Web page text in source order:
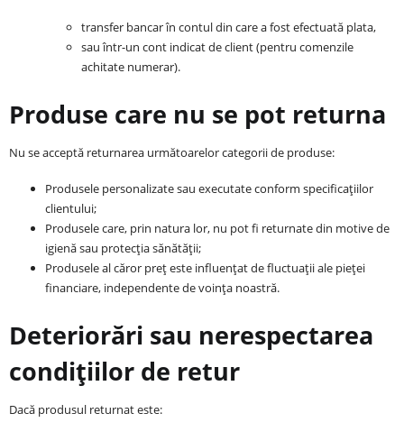
transfer bancar în contul din care a fost efectuată plata,
sau într-un cont indicat de client (pentru comenzile
achitate numerar).
Produse care nu se pot returna
Nu se acceptă returnarea următoarelor categorii de produse:
Produsele personalizate sau executate conform specificațiilor
clientului;
Produsele care, prin natura lor, nu pot fi returnate din motive de
igienă sau protecția sănătății;
Produsele al căror preț este influențat de fluctuații ale pieței
financiare, independente de voința noastră.
Deteriorări sau nerespectarea
condițiilor de retur
Dacă produsul returnat este: